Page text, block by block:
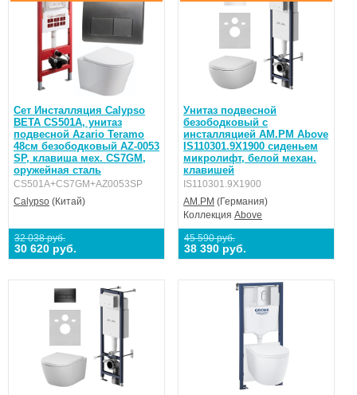
Сет Инсталляция Calypso
BETA CS501A, унитаз
подвесной Azario Teramo
48см безободковый AZ-0053
SP, клавиша мех. CS7GM,
оружейная сталь
CS501A+CS7GM+AZ0053SP
Calypso (Китай)
32 038 руб.
30 620 руб.
Унитаз подвесной
безободковый с
инсталляцией AM.PM Above
IS110301.9X1900 сиденьем
микролифт, белой механ.
клавишей
IS110301.9X1900
AM.PM (Германия)
КоллекцияAbove
45 590 руб.
38 390 руб.